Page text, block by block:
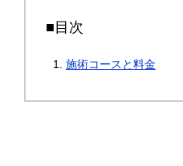
■目次
施術コースと料金